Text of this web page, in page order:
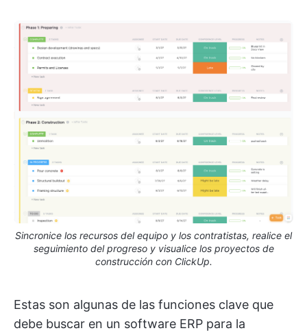
Sincronice los recursos del equipo y los contratistas, realice el
seguimiento del progreso y visualice los proyectos de
construcción con ClickUp.
Estas son algunas de las funciones clave que
debe buscar en un software ERP para la